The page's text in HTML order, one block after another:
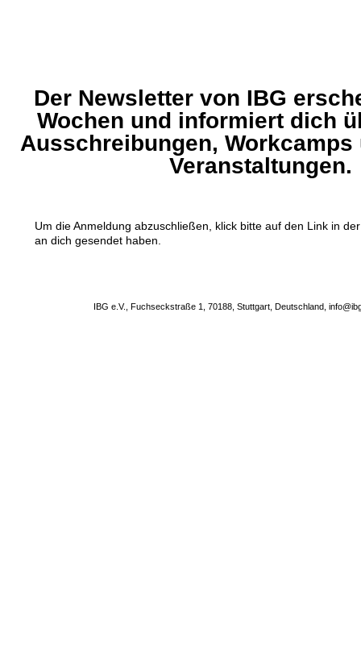
Der Newsletter von IBG
Wochen und informiert dich
Ausschreibungen,
Veranstaltungen.
Um die Anmeldung abzuschließen, klick bitte auf den Link in
an dich gesendet haben.
IBG e.V., Fuchseckstraße 1, 70188, Stuttgart, Deutschland,